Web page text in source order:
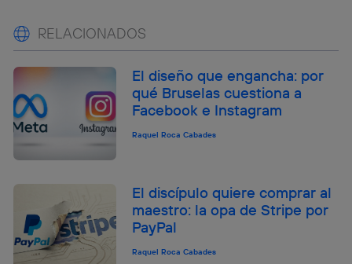
RELACIONADOS
El diseño que engancha: por
qué Bruselas cuestiona a
Facebook e Instagram
Raquel Roca Cabades
El discípulo quiere comprar al
maestro: la opa de Stripe por
PayPal
Raquel Roca Cabades